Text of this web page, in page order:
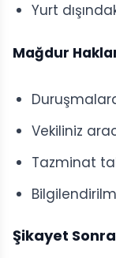
Yurt
Mağdur
Vekiliniz
Tazminat
Şikayet